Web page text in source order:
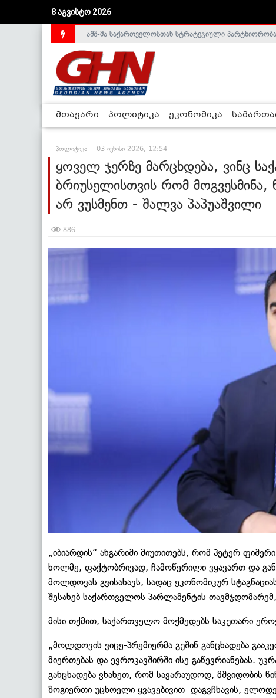
8 აგვისტო 2026
საქართველოს დე-ფაქტო მთავრობა არალეგიტიმურია -
აშშ-მა საქართველოსთან სტრატეგიული პარტნიორობა
მთავარი პოლიტიკა ეკონომიკა
პოლიტიკა 03 ივნისი 2026, 12:54
ყოველ ჯერზე მარცხდება, ვინც
ბრიუსელისთვის რომ
არ ვუსმენთ - შალვა პაპუაშვილი
886
„იბიარდის“ ანგარიში მიუთითებს, რომ პეტერ
ხოლმე, ფაქტობრივად, ჩამოწერილი ვყავართ და
მოლდოვას გვისახავს, სადაც ეკონომიკურ
შესახებ საქართველოს პარლამენტის
მისი თქმით, საქართველო მოქმედებს საკუთარი
„მოლდოვის ვიცე-პრემიერმა გუშინ განცხადება
მიერთებას და ევროკავშირში ისე გაწევრიანებას.
განცხადება ვნახეთ, რომ სავარაუდოდ, მშვიდობის
ზოგიერთი უცხოელი ყვავებივით დაგვჩხავის,